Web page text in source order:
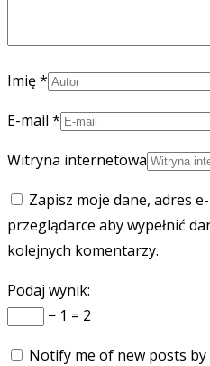
Imię*
E-mail *
Witryna internetowa
Zapisz moje dane, adres
przeglądarce aby wypełnić
kolejnych komentarzy.
Podaj wynik:
− 1 = 2
Notify me of new posts by